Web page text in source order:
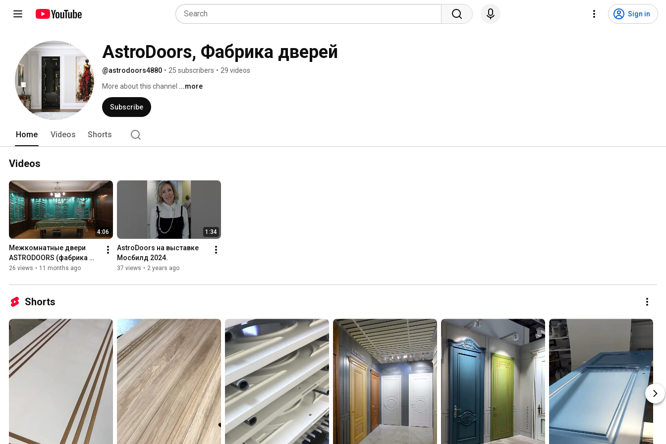
Sign in
AstroDoors, Фабрика дверей
@astrodoors4880 • 25 subscribers • 29 videos
More about this channel ...more
Subscribe
Home Videos Shorts
Videos
4:06
Межкомнатные двери
ASTRODOORS (фабрика
Астродорс)
26 views • 11 months ago
1:34
AstroDoors на выставке
Мосбилд 2024.
37 views • 2 years ago
Shorts